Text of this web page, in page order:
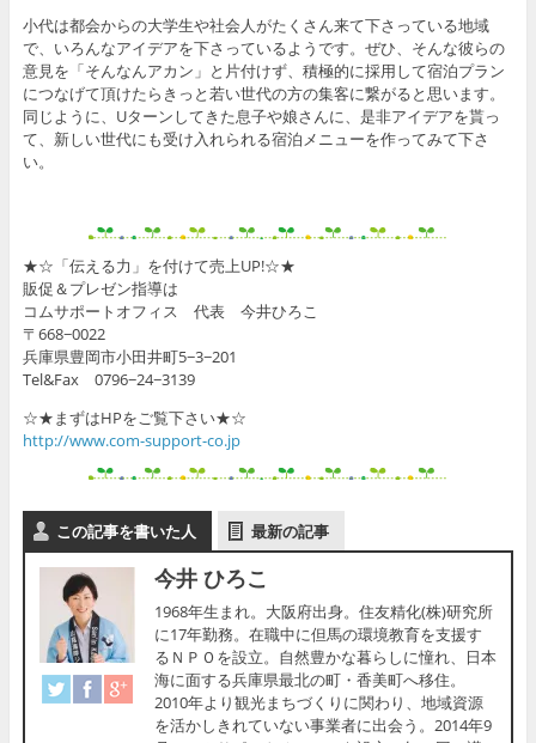
小代は都会からの大学生や社会人がたくさん来て下さっている地域
で、いろんなアイデアを下さっているようです。ぜひ、そんな彼らの
意見を「そんなんアカン」と片付けず、積極的に採用して宿泊プラン
につなげて頂けたらきっと若い世代の方の集客に繋がると思います。
同じように、Uターンしてきた息子や娘さんに、是非アイデアを貰っ
て、新しい世代にも受け入れられる宿泊メニューを作ってみて下さ
い。
★☆「伝える力」を付けて売上UP!☆★
販促＆プレゼン指導は
コムサポートオフィス 代表 今井ひろこ
〒668−0022
兵庫県豊岡市小田井町5−3−201
Tel&Fax 0796−24−3139
☆★まずはHPをご覧下さい★☆
http://www.com-support-co.jp
この記事を書いた人 最新の記事
今井 ひろこ
1968年生まれ。大阪府出身。住友精化(株)研究所
に17年勤務。在職中に但馬の環境教育を支援す
るＮＰＯを設立。自然豊かな暮らしに憧れ、日本
海に面する兵庫県最北の町・香美町へ移住。
2010年より観光まちづくりに関わり、地域資源
を活かしきれていない事業者に出会う。2014年9